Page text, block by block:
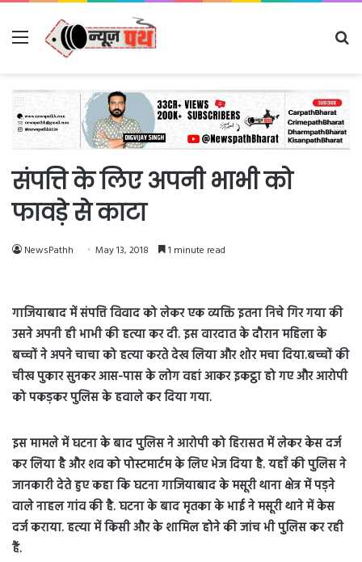
Menu
संपत्ति के लिए अपनी भाभी को
फावड़े से काटा
NewsPathh May 13, 2018 1 minute read
गाजियाबाद में संपत्ति विवाद को लेकर एक व्यक्ति इतना निचे गिर गया की
उसने अपनी ही भाभी की हत्या कर दी. इस वारदात के दौरान महिला के
बच्चों ने अपने चाचा को हत्या करते देख लिया और शोर मचा दिया.बच्चों की
चीख पुकार सुनकर आस-पास के लोग वहां आकर इकट्ठा हो गए और आरोपी
को पकड़कर पुलिस के हवाले कर दिया गया.
इस मामले में घटना के बाद पुलिस ने आरोपी को हिरासत में लेकर केस दर्ज
कर लिया है और शव को पोस्टमार्टम के लिए भेज दिया है. यहाँ की पुलिस ने
जानकारी देते हुए कहा कि घटना गाजियाबाद के मसूरी थाना क्षेत्र में पड़ने
वाले नाहल गांव की है. घटना के बाद मृतका के भाई ने मसूरी थाने में केस
दर्ज कराया. हत्या में किसी और के शामिल होने की जांच भी पुलिस कर रही
हैं.